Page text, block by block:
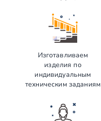
Изготавливаем
изделия по
индивидуальным
техническим заданиям